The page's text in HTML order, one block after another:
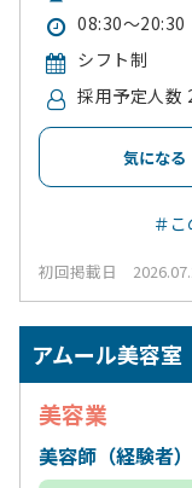
08:30～20:30
シフト制
採用予定人数
気になる
＃
初回掲載日
アムール美容室
美容業
美容師（経験者）